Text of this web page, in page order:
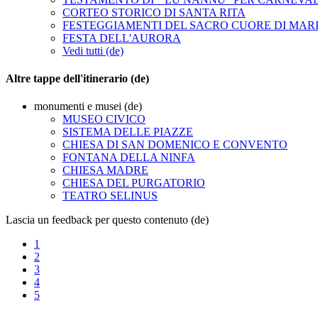
CORTEO STORICO DI SANTA RITA
FESTEGGIAMENTI DEL SACRO CUORE DI
FESTA DELL'AURORA
Vedi tutti (de)
Altre tappe dell'itinerario (de)
monumenti e musei (de)
MUSEO CIVICO
SISTEMA DELLE PIAZZE
CHIESA DI SAN DOMENICO E CONVENTO
FONTANA DELLA NINFA
CHIESA MADRE
CHIESA DEL PURGATORIO
TEATRO SELINUS
Lascia un feedback per questo contenuto (de)
1
2
3
4
5